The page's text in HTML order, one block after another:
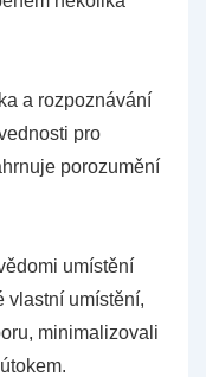
a rozpoznávání
pro
porozumění
umístění
vlastní umístění,
minimalizovali